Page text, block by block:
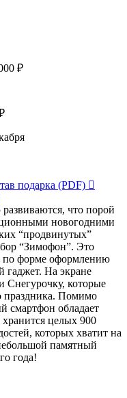
₽
подарка (PDF)
что порой
новогодними
“продвинутых”
“Зимофон”. Это
по форме оформлению
гаджет. На экране
которые
праздника. Помимо
смартфон обладает
целых 900
которых хватит на
памятный
года!